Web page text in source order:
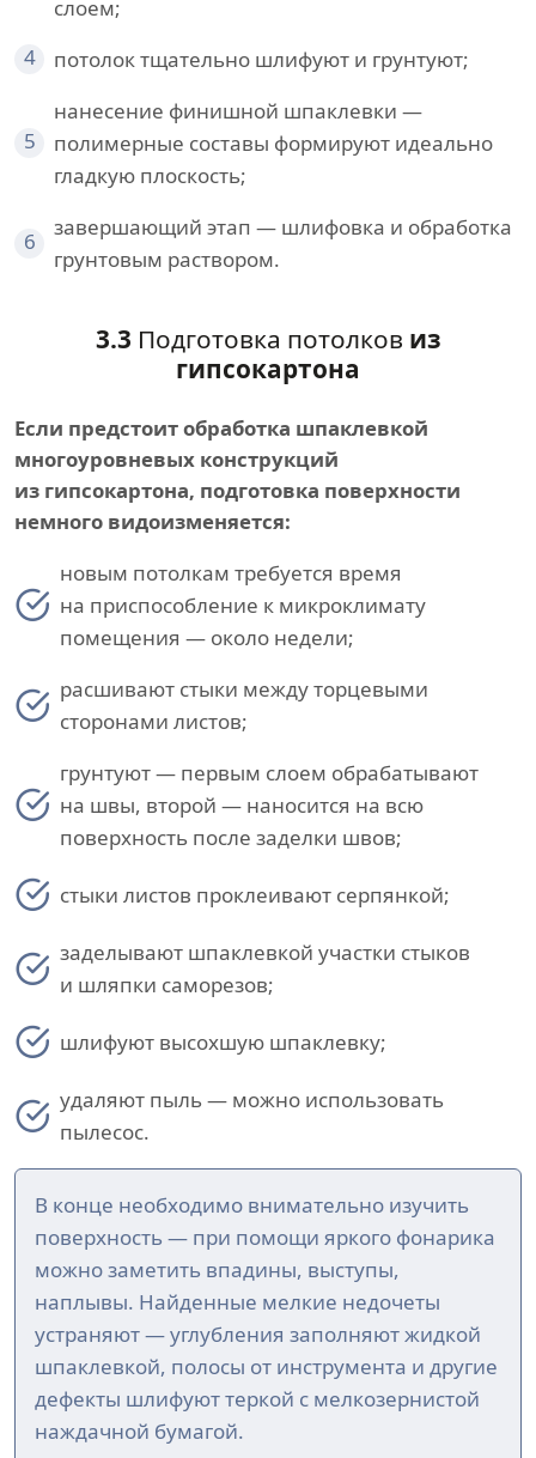
слоем;
4
потолок тщательно шлифуют и грунтуют;
5
нанесение финишной шпаклевки —
полимерные составы формируют идеально
гладкую плоскость;
6
завершающий этап — шлифовка и обработка
грунтовым раствором.
3.3 Подготовка потолков из
гипсокартона
Если предстоит обработка шпаклевкой
многоуровневых конструкций
из гипсокартона, подготовка поверхности
немного видоизменяется:
новым потолкам требуется время
на приспособление к микроклимату
помещения — около недели;
расшивают стыки между торцевыми
сторонами листов;
грунтуют — первым слоем обрабатывают
на швы, второй — наносится на всю
поверхность после заделки швов;
стыки листов проклеивают серпянкой;
заделывают шпаклевкой участки стыков
и шляпки саморезов;
шлифуют высохшую шпаклевку;
удаляют пыль — можно использовать
пылесос.
В конце необходимо внимательно изучить
поверхность — при помощи яркого фонарика
можно заметить впадины, выступы,
наплывы. Найденные мелкие недочеты
устраняют — углубления заполняют жидкой
шпаклевкой, полосы от инструмента и другие
дефекты шлифуют теркой с мелкозернистой
наждачной бумагой.